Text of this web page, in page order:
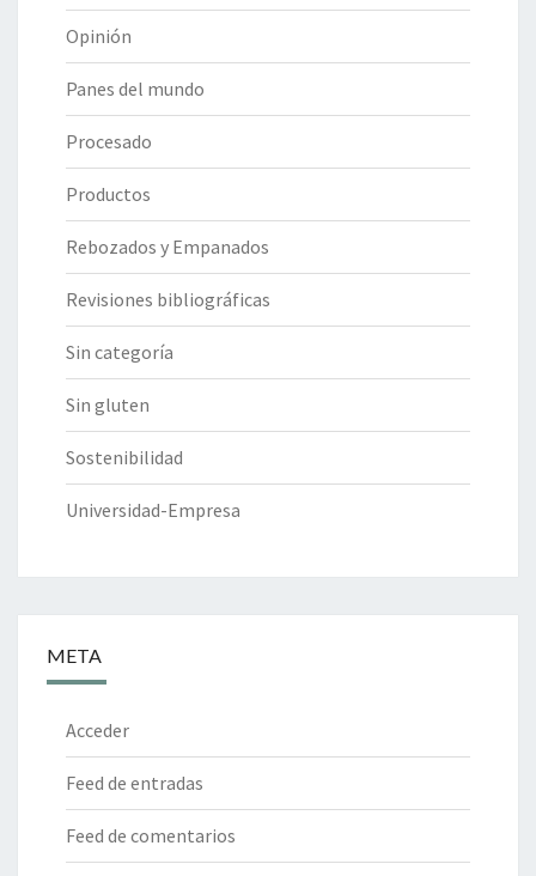
Opinión
Panes del mundo
Procesado
Productos
Rebozados y Empanados
Revisiones bibliográficas
Sin categoría
Sin gluten
Sostenibilidad
Universidad-Empresa
META
Acceder
Feed de entradas
Feed de comentarios